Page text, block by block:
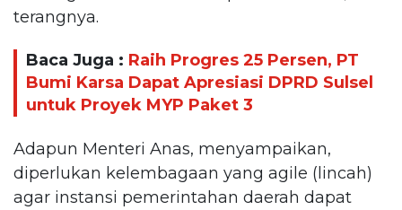
terangnya.
Baca Juga : Raih Progres 25 Persen, PT
Bumi Karsa Dapat Apresiasi DPRD Sulsel
untuk Proyek MYP Paket 3
Adapun Menteri Anas, menyampaikan,
diperlukan kelembagaan yang agile (lincah)
agar instansi pemerintahan daerah dapat